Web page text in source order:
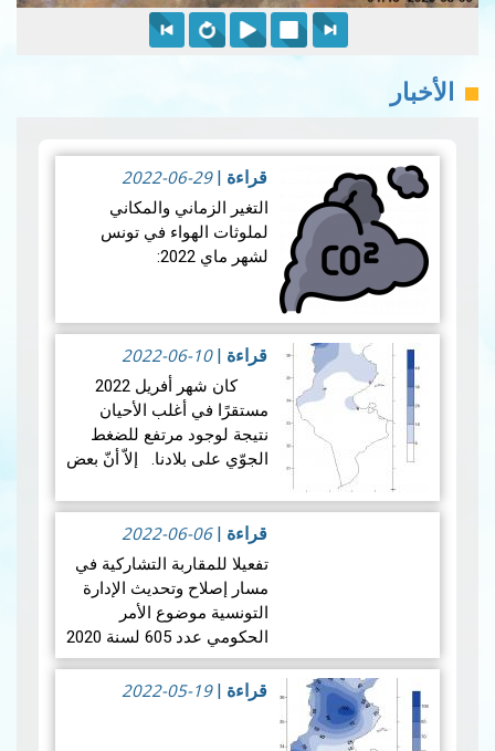
الأخبار
قراءة |
2022-06-29
التغير الزماني والمكاني
لملوثات الهواء في تونس
لشهر ماي 2022:
الشهريّة لقياسات القمر
الاصطناعي Satellite
Sentinel-5P - بالبلاد التونسيّة
بالنسبة لشهر ماي 202…
المزيد
قراءة |
2022-06-10
كان شهر أفريل 2022
مستقرًا في أغلب الأحيان
نتيجة لوجود مرتفع للضغط
الجوّي على بلادنا. إلاّ أنّ بعض
الفاعلية شملت مناطقنا في
بعض الأيّام وساهمت في…
قراءة المزيد
قراءة |
2022-06-06
تفعيلا للمقاربة التشاركية في
مسار إصلاح وتحديث الإدارة
التونسية موضوع الأمر
الحكومي عدد 605 لسنة 2020
المتعلق بمراجعة الإجراءات
الإدارية المستوجبة على
قراءة |
2022-05-19